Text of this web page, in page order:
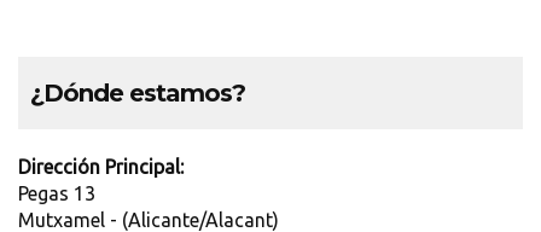
¿Dónde estamos?
Dirección Principal:
Pegas 13
Mutxamel - (Alicante/Alacant)